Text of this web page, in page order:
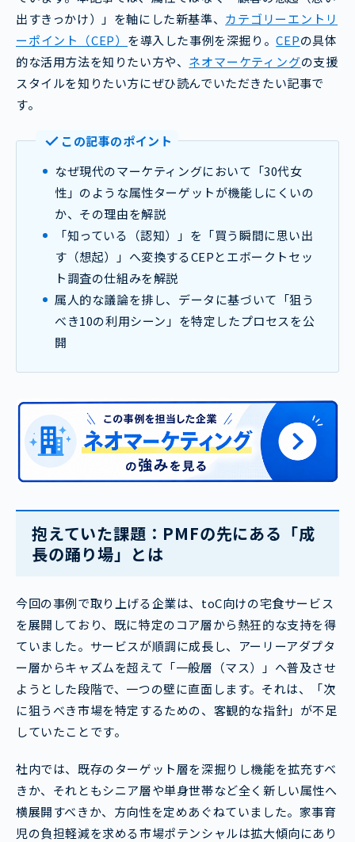
出すきっかけ）」を軸にした新基準、 カテゴリーエントリ
ーポイント（CEP） を導入した事例を深掘り。CEPの具体
的な活用方法を知りたい方や、 ネオマーケティングの支援
スタイルを知りたい方にぜひ読んでいただきたい記事で
す。
この記事のポイント
なぜ現代のマーケティングにおいて「30代女
性」のような属性ターゲットが機能しにくいの
か、その理由を解説
「知っている（認知）」を「買う瞬間に思い出
す（想起）」へ変換するCEPとエボークトセッ
ト調査の仕組みを解説
属人的な議論を排し、データに基づいて「狙う
べき10の利用シーン」を特定したプロセスを公
開
抱えていた課題：PMFの先にある「成
長の踊り場」とは
今回の事例で取り上げる企業は、toC向けの宅食サービス
を展開しており、既に特定のコア層から熱狂的な支持を得
ていました。サービスが順調に成長し、アーリーアダプタ
ー層からキャズムを超えて「一般層（マス）」へ普及させ
ようとした段階で、一つの壁に直面します。それは、「次
に狙うべき市場を特定するための、客観的な指針」が不足
していたことです。
社内では、既存のターゲット層を深掘りし機能を拡充すべ
きか、それともシニア層や単身世帯など全く新しい属性へ
横展開すべきか、方向性を定めあぐねていました。家事育
児の負担軽減を求める市場ポテンシャルは拡大傾向にあり